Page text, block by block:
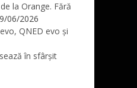
la Orange. Fără
06/2026
QNED evo și
în sfârșit